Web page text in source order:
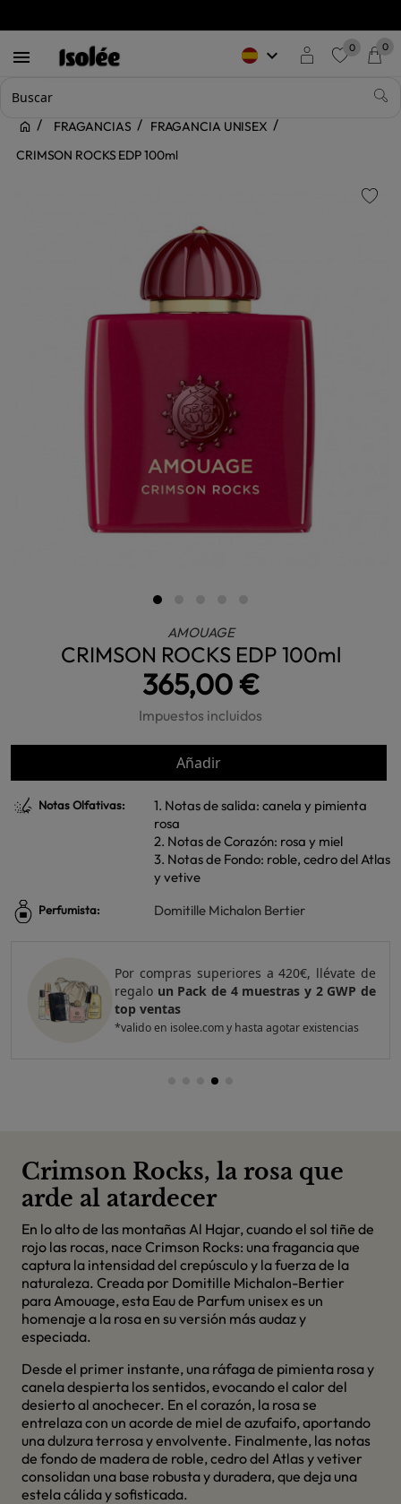
 keyboard_arrow_down 0 0
FRAGANCIAS
FRAGANCIA UNISEX
CRIMSON ROCKS EDP 100ml
AMOUAGE
CRIMSON ROCKS EDP 100ml
365,00 €
Impuestos incluidos
Añadir
Notas Olfativas:
1. Notas de salida: canela y pimienta
rosa
2. Notas de Corazón: rosa y miel
3. Notas de Fondo: roble, cedro del Atlas
y vetive
Perfumista: Domitille Michalon Bertier
Por compras superiores a 420€, llévate de
regalo un Pack de 4 muestras y 2 GWP de
top ventas
*valido en isolee.com y hasta agotar existencias
Crimson Rocks, la rosa que
arde al atardecer
En lo alto de las montañas Al Hajar, cuando el sol tiñe de
rojo las rocas, nace Crimson Rocks: una fragancia que
captura la intensidad del crepúsculo y la fuerza de la
naturaleza. Creada por Domitille Michalon-Bertier
para Amouage, esta Eau de Parfum unisex es un
homenaje a la rosa en su versión más audaz y
especiada.
Desde el primer instante, una ráfaga de pimienta rosa y
canela despierta los sentidos, evocando el calor del
desierto al anochecer. En el corazón, la rosa se
entrelaza con un acorde de miel de azufaifo, aportando
una dulzura terrosa y envolvente. Finalmente, las notas
de fondo de madera de roble, cedro del Atlas y vetiver
consolidan una base robusta y duradera, que deja una
estela cálida y sofisticada.